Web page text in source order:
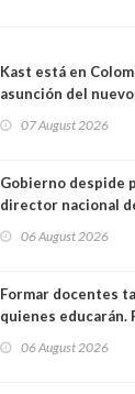
Kast está en
asunción del
07 August 2026
Gobierno despide
director nacional
06 August 2026
Formar docentes
quienes educarán.
Académicos U.
06 August 2026